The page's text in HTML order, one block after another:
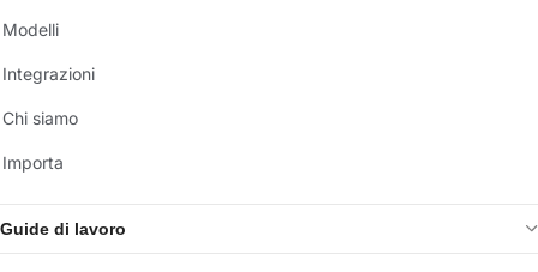
Modelli
Integrazioni
Chi siamo
Importa
Guide di lavoro